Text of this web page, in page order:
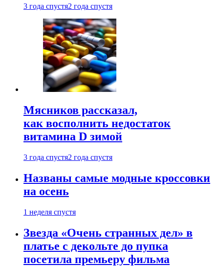
3 года спустя2 года спустя
Мясников рассказал,
как восполнить недостаток
витамина D зимой
3 года спустя2 года спустя
Названы самые модные кроссовки
на осень
1 неделя спустя
Звезда «Очень странных дел» в
платье с декольте до пупка
посетила премьеру фильма